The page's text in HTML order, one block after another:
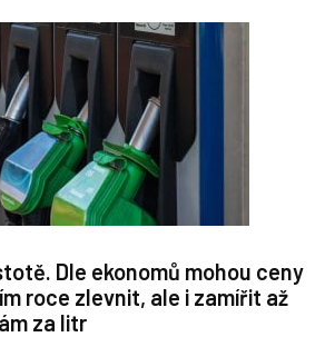
Dle ekonomů mohou ceny
roce zlevnit, ale i zamířit až
za litr